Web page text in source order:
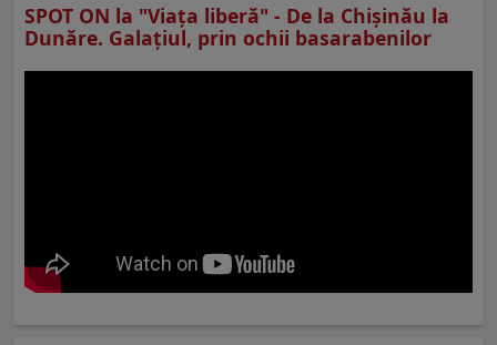
SPOT ON la "Viaţa liberă" - De la Chișinău la
Dunăre. Galațiul, prin ochii basarabenilor